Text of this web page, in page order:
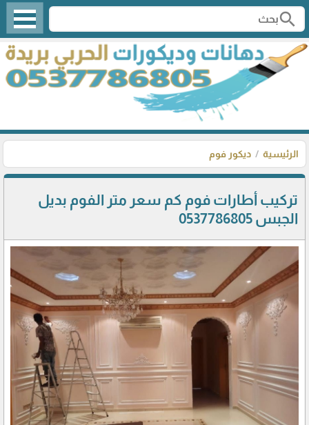
search
الرئيسية ديكور فوم
تركيب أطارات فوم كم سعر متر الفوم بديل
الجبس 0537786805